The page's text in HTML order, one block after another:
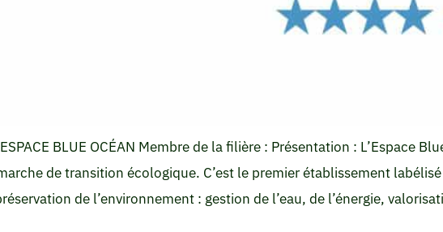
BLUE OCÉAN Membre de la filière : Présentation : L’Espace
de transition écologique. C’est le premier établissement
de l’environnement : gestion de l’eau, de l’énergie,